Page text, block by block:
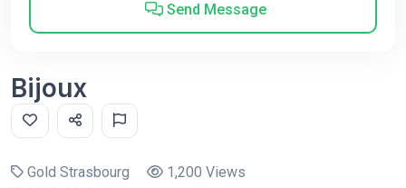
Send Message
Bijoux
Gold Strasbourg
1,200 Views